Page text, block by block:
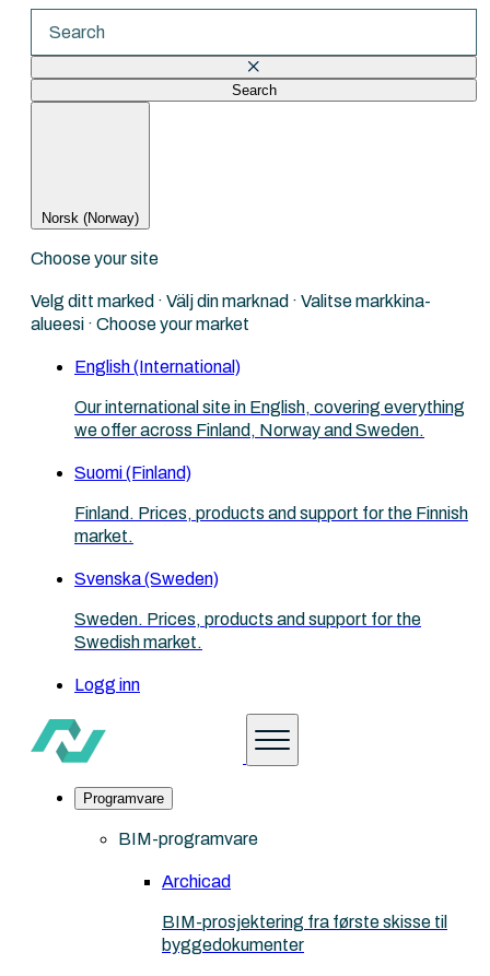
Search
Norsk (Norway)
Choose your site
Velg ditt marked · Välj din marknad · Valitse markkina-
alueesi · Choose your market
English (International)
Our international site in English, covering everything
we offer across Finland, Norway and Sweden.
Suomi (Finland)
Finland. Prices, products and support for the Finnish
market.
Svenska (Sweden)
Sweden. Prices, products and support for the
Swedish market.
Logg inn
Programvare
BIM-programvare
Archicad
BIM-prosjektering fra første skisse til
byggedokumenter